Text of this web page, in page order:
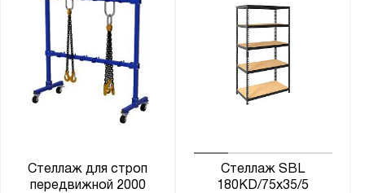
Стеллаж для строп
передвижной 2000
Стеллаж SBL
180KD/75x35/5
Ширина яруса, мм:
900
1200
1510